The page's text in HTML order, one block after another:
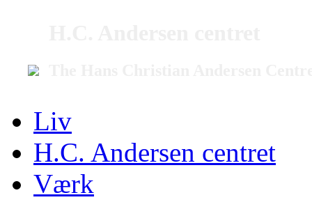
Liv
H.C. Andersen centret
Værk